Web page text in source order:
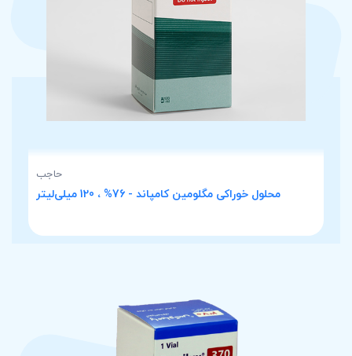
حاجب
محلول خوراکی مگلومین کامپاند - 76% ، 120 میلی‌لیتر